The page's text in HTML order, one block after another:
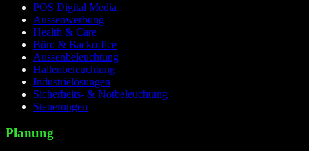
POS Digital Media
Aussenwerbung
Health & Care
Büro & Backoffice
Aussenbeleuchtung
Hallenbeleuchtung
Industrielösungen
Sicherheits- & Notbeleuchtung
Steuerungen
Planung